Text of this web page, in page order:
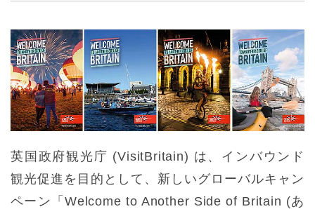
英国政府観光庁 (VisitBritain) は、インバウンド
観光促進を目的として、新しいグローバルキャン
ペーン「Welcome to Another Side of Britain (あ